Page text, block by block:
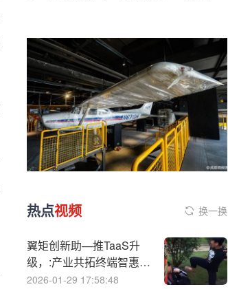
热点视频 换一换
翼矩创新助—推TaaS升
级，:产业共拓终端智惠机
遇
2026-01-29 17:58:48